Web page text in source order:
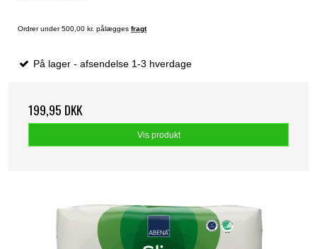
Ordrer under 500,00 kr. pålægges fragt
På lager - afsendelse 1-3 hverdage
199,95 DKK
Vis produkt